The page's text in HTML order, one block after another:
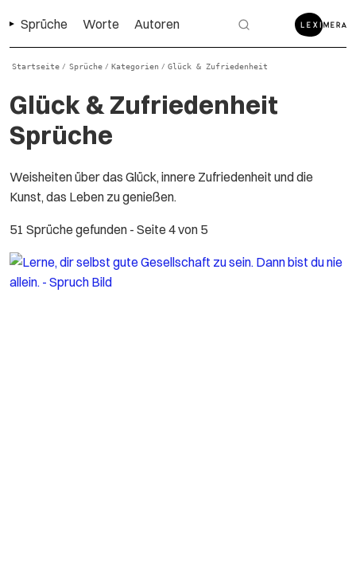
Sprüche Worte Autoren
Startseite / Sprüche / Kategorien / Glück & Zufriedenheit
Glück & Zufriedenheit
Sprüche
Weisheiten über das Glück, innere Zufriedenheit und die
Kunst, das Leben zu genießen.
51 Sprüche gefunden - Seite 4 von 5